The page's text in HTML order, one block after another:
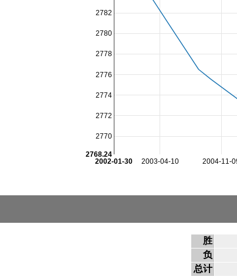
2003-04-10 2004-11-
2002-01-30
2770
2772
2774
2776
2778
2780
2782
2768.24
胜
负
总计